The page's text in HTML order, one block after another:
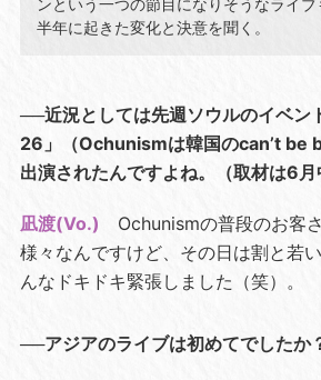
ンという一つの節目になりそうなライ
半年に起きた変化と決意を聞く。
──近況としては先週ソウルのイベ
26」（Ochunismは韓国のcan’t be
出演されたんですよね。（取材は6月
凪渡(Vo.)
Ochunismの普段のお客
様々なんですけど、その日は割と若
んなドキドキ緊張しました（笑）。
──アジアのライブは初めてでしたか